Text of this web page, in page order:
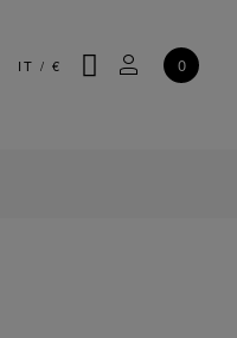
IT / € CERCAIL MIO
0